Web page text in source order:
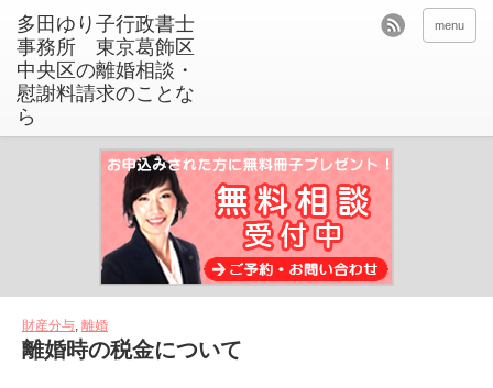
menu
財産分与, 離婚
離婚時の税金について